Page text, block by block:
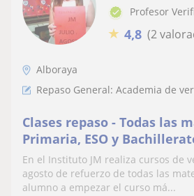
Profesor
★ 4,8 (2
Alboraya
Repaso General: Academia de
Clases repaso - Todas las
Primaria, ESO y
En el Instituto JM realiza cursos de
agosto de refuerzo de todas las
alumno a empezar el curso má...